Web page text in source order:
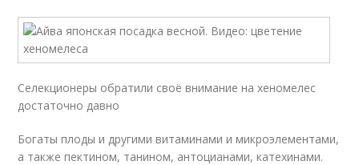
Селекционеры обратили своё внимание на хеномелес
достаточно давно
Богаты плоды и другими витаминами и микроэлементами,
а также пектином, танином, антоцианами, катехинами.